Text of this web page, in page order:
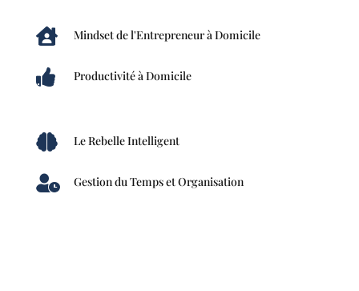
 Mindset de l'Entrepreneur à Domicile
 Productivité à Domicile
 Le Rebelle Intelligent
 Gestion du Temps et Organisation